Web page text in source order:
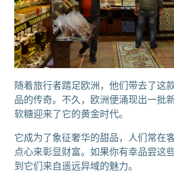
随着旅行者踏足欧洲，他们带去了这
品的传奇。不久，欧洲便涌现出一批
软糖迎来了它的黄金时代。
它成为了象征奢华的甜品，人们常在
点心来彰显财富。如果你有幸品尝这
到它们来自遥远异域的魅力。